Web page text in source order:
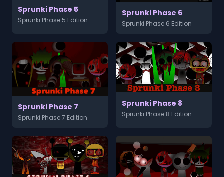
Sprunki Phase 5
Sprunki Phase 5 Edition
Sprunki Phase 6
Sprunki Phase 6 Edition
Sprunki Phase 7
Sprunki Phase 7 Edition
Sprunki Phase 8
Sprunki Phase 8 Edition